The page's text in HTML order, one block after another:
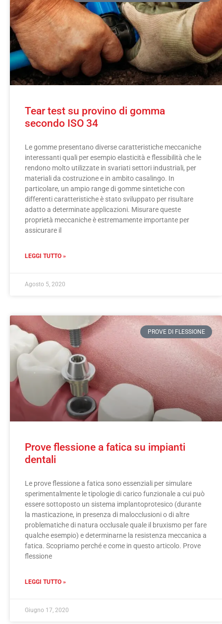
Tear test su provino di gomma
secondo ISO 34
Le gomme presentano diverse caratteristiche meccaniche
interessanti quali per esempio elasticità e flessibilità che le
rendono molto utilizzate in svariati settori industriali, per
materiali da costruzione e in ambito casalingo. In
particolare, un ampio range di gomme sintetiche con
differenti caratteristiche è stato sviluppato per risultare
adatto a determinate applicazioni. Misurare queste
proprietà meccaniche è estremamente importante per
assicurare il
LEGGI TUTTO »
Agosto 5, 2020
PROVE DI FLESSIONE
Prove flessione a fatica su impianti
dentali
Le prove flessione a fatica sono essenziali per simulare
sperimentalmente le tipologie di carico funzionale a cui può
essere sottoposto un sistema implantoprotesico (durante
la masticazione, in presenza di malocclusioni o di altre
problematiche di natura occlusale quale il bruxismo per fare
qualche esempio) e determinarne la resistenza meccanica a
fatica. Scopriamo perché e come in questo articolo. Prove
flessione
LEGGI TUTTO »
Giugno 17, 2020